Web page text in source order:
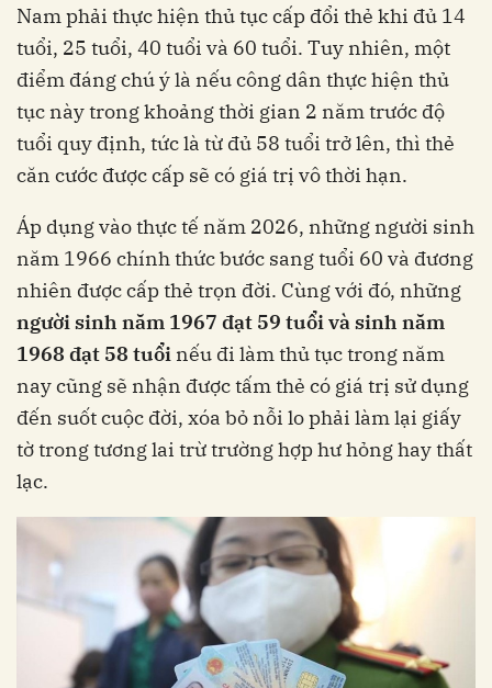
Nam phải thực hiện thủ tục cấp đổi thẻ khi đủ 14
tuổi, 25 tuổi, 40 tuổi và 60 tuổi. Tuy nhiên, một
điểm đáng chú ý là nếu công dân thực hiện thủ
tục này trong khoảng thời gian 2 năm trước độ
tuổi quy định, tức là từ đủ 58 tuổi trở lên, thì thẻ
căn cước được cấp sẽ có giá trị vô thời hạn.
Áp dụng vào thực tế năm 2026, những người sinh
năm 1966 chính thức bước sang tuổi 60 và đương
nhiên được cấp thẻ trọn đời. Cùng với đó, những
người sinh năm 1967 đạt 59 tuổi và sinh năm
1968 đạt 58 tuổi nếu đi làm thủ tục trong năm
nay cũng sẽ nhận được tấm thẻ có giá trị sử dụng
đến suốt cuộc đời, xóa bỏ nỗi lo phải làm lại giấy
tờ trong tương lai trừ trường hợp hư hỏng hay thất
lạc.